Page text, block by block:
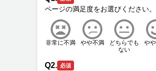
非常に不満 やや不満
どちらでも
ない
や
Q2. 必須